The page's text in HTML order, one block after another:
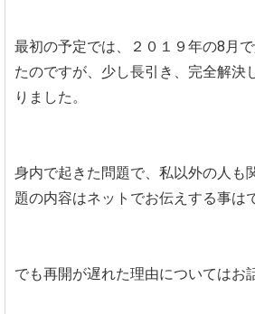
最初の予定では、２０１９年の8月
たのですが、少し長引き、完全解決
りました。
身内で起きた問題で、私以外の人も
題の内容はネットでお伝えする事は
でも再開が遅れた理由についてはお